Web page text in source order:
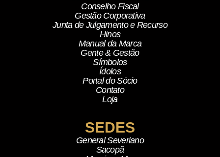
Conselho Fiscal
Gestão Corporativa
Junta de Julgamento e Recurso
Hinos
Manual da Marca
Gente & Gestão
Símbolos
Ídolos
Portal do Sócio
Contato
Loja
SEDES
General Severiano
Sacopã